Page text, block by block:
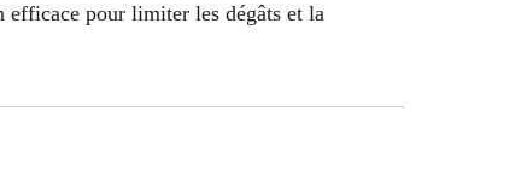
efficace pour limiter les dégâts et la